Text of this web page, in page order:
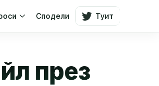
Сподели Туит
през